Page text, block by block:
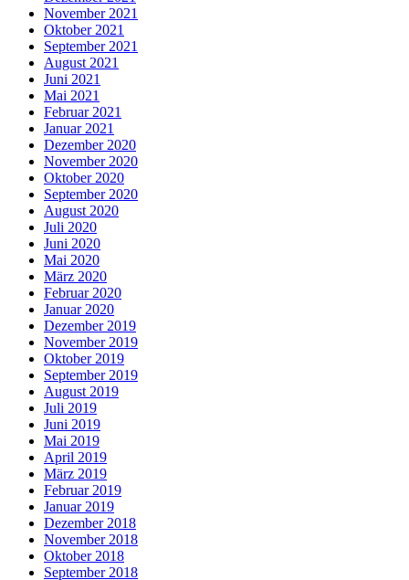
November 2021
Oktober 2021
September 2021
August 2021
Juni 2021
Mai 2021
Februar 2021
Januar 2021
Dezember 2020
November 2020
Oktober 2020
September 2020
August 2020
Juli 2020
Juni 2020
Mai 2020
März 2020
Februar 2020
Januar 2020
Dezember 2019
November 2019
Oktober 2019
September 2019
August 2019
Juli 2019
Juni 2019
Mai 2019
April 2019
März 2019
Februar 2019
Januar 2019
Dezember 2018
November 2018
Oktober 2018
September 2018